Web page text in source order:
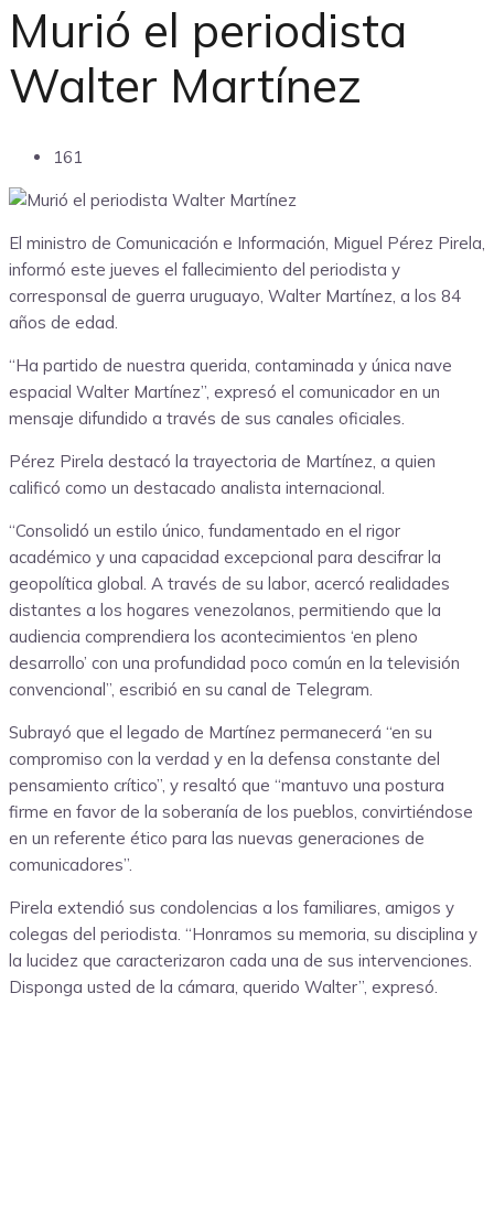
Murió el periodista
Walter Martínez
161
El ministro de Comunicación e Información, Miguel Pérez Pirela,
informó este jueves el fallecimiento del periodista y
corresponsal de guerra uruguayo, Walter Martínez, a los 84
años de edad.
“Ha partido de nuestra querida, contaminada y única nave
espacial Walter Martínez”, expresó el comunicador en un
mensaje difundido a través de sus canales oficiales.
Pérez Pirela destacó la trayectoria de Martínez, a quien
calificó como un destacado analista internacional.
“Consolidó un estilo único, fundamentado en el rigor
académico y una capacidad excepcional para descifrar la
geopolítica global. A través de su labor, acercó realidades
distantes a los hogares venezolanos, permitiendo que la
audiencia comprendiera los acontecimientos ‘en pleno
desarrollo’ con una profundidad poco común en la televisión
convencional”, escribió en su canal de Telegram.
Subrayó que el legado de Martínez permanecerá “en su
compromiso con la verdad y en la defensa constante del
pensamiento crítico”, y resaltó que “mantuvo una postura
firme en favor de la soberanía de los pueblos, convirtiéndose
en un referente ético para las nuevas generaciones de
comunicadores”.
Pirela extendió sus condolencias a los familiares, amigos y
colegas del periodista. “Honramos su memoria, su disciplina y
la lucidez que caracterizaron cada una de sus intervenciones.
Disponga usted de la cámara, querido Walter”, expresó.